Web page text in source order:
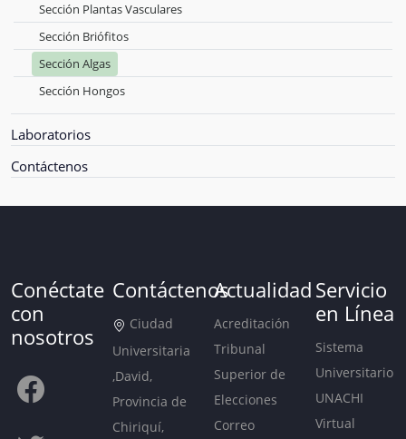
Sección Plantas Vasculares
Sección Briófitos
Sección Algas
Sección Hongos
Laboratorios
Contáctenos
Conéctate
con
nosotros
Contáctenos
Ciudad
Universitaria
,David,
Provincia de
Chiriquí,
Actualidad
Acreditación
Tribunal
Superior de
Elecciones
Correo
Servicio
en Línea
Sistema
Universitario
UNACHI
Virtual